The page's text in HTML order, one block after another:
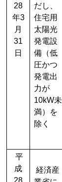
28
年3
月
31
日
だし、
住宅用
太陽光
発電設
備（低
圧かつ
発電出
力が
10kW未
満）を
除く
平
成
28
経済産